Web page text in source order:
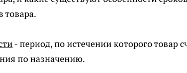
товара.
- период, по истечении которого товар
по назначению.